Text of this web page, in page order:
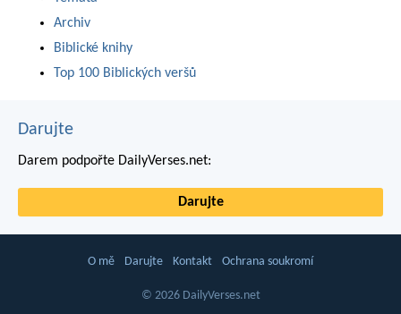
Archiv
Biblické knihy
Top 100 Biblických veršů
Darujte
Darem podpořte DailyVerses.net:
Darujte
O mě Darujte Kontakt Ochrana soukromí
© 2026 DailyVerses.net